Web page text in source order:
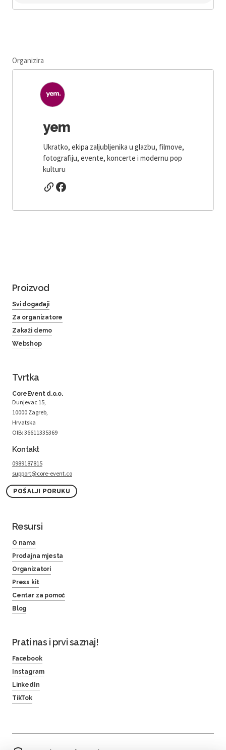
Organizira
yem
Ukratko, ekipa zaljubljenika u glazbu, filmove,
fotografiju, evente, koncerte i modernu pop
kulturu
Proizvod
Svi događaji
Za organizatore
Zakaži demo
Webshop
Tvrtka
CoreEvent d.o.o.
Dunjevac 15,
10000 Zagreb,
Hrvatska
OIB: 36611335369
Kontakt
0989187815
support@core-event.co
POŠALJI PORUKU
Resursi
O nama
Prodajna mjesta
Organizatori
Press kit
Centar za pomoć
Blog
Prati nas i prvi saznaj!
Facebook
Instagram
LinkedIn
TikTok